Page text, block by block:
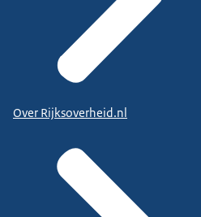
Over Rijksoverheid.nl